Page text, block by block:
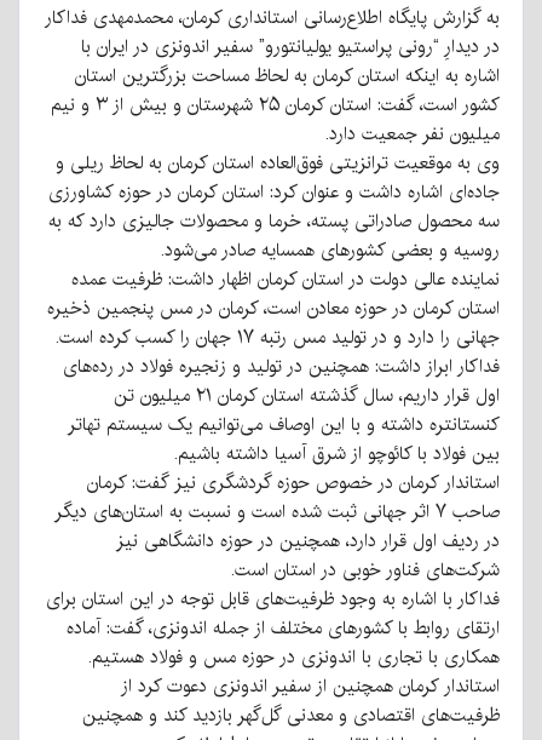
به گزارش پایگاه اطلاع‌رسانی استانداری کرمان، محمدمهدی فداکار
در دیدارِ “رونی پراستیو یولیانتورو” سفیر اندونزی در ایران با
اشاره به اینکه استان کرمان به لحاظ مساحت بزرگترین استان
کشور است، گفت: استان کرمان ۲۵ شهرستان و بیش از ۳ و نیم
میلیون نفر جمعیت دارد.
وی به موقعیت ترانزیتی فوق‌العاده استان کرمان به لحاظ ریلی و
جاده‌ای اشاره داشت و عنوان کرد: استان کرمان در حوزه کشاورزی
سه محصول صادراتی پسته، خرما و محصولات جالیزی دارد که به
روسیه و بعضی کشورهای همسایه صادر می‌شود.
نماینده عالی دولت در استان کرمان اظهار داشت: ظرفیت عمده
استان کرمان در حوزه معادن است، کرمان در مس پنجمین ذخیره
جهانی را دارد و در تولید مس رتبه ۱۷ جهان را کسب کرده است.
فداکار ابراز داشت: همچنین در تولید و زنجیره فولاد در رده‌های
اول قرار داریم، سال گذشته استان کرمان ۲۱ میلیون تن
کنستانتره داشته و با این اوصاف می‌توانیم یک سیستم تهاتر
بین فولاد با کائوچو از شرق آسیا داشته باشیم.
استاندار کرمان در خصوص حوزه گردشگری نیز گفت: کرمان
صاحب ۷ اثر جهانی ثبت شده است و نسبت به استان‌های دیگر
در ردیف اول قرار دارد، همچنین در حوزه دانشگاهی نیز
شرکت‌های فناور خوبی در استان است.
فداکار با اشاره به وجود ظرفیت‌های قابل توجه در این استان برای
ارتقای روابط با کشورهای مختلف از جمله اندونزی، گفت: آماده
همکاری با تجاری با اندونزی در حوزه مس و فولاد هستیم.
استاندار کرمان همچنین از سفیر اندونزی دعوت کرد از
ظرفیت‌های اقتصادی و معدنی گل‌گهر بازدید کند و همچنین